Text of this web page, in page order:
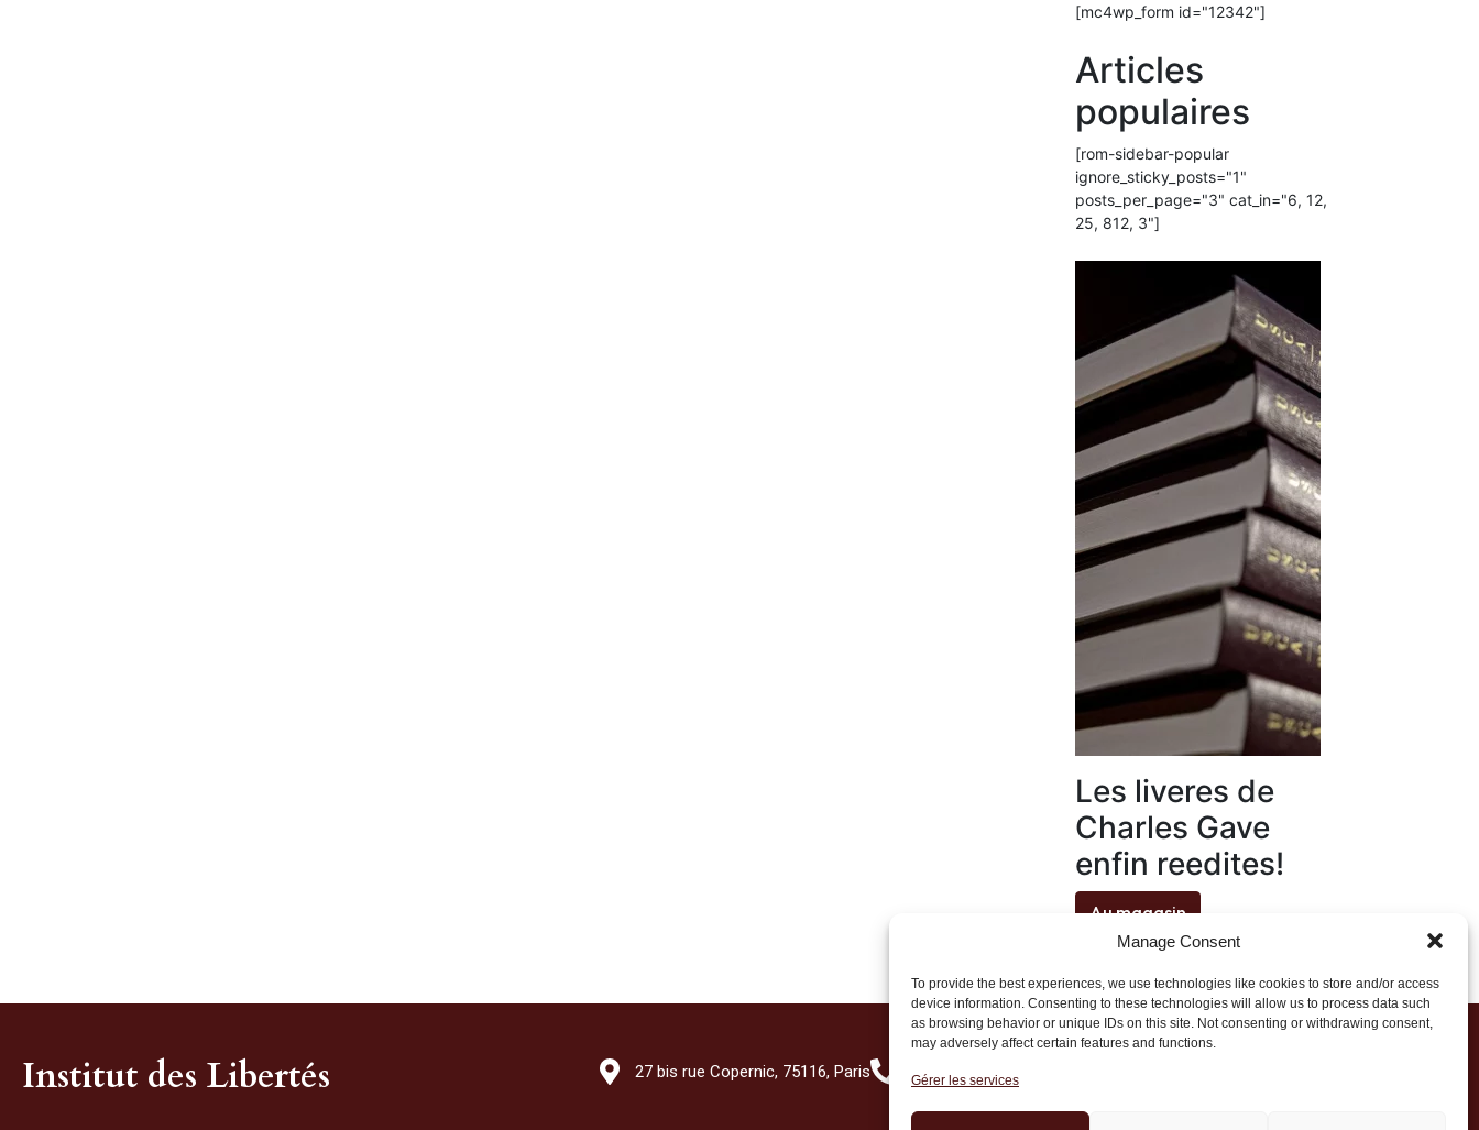
Manage Consent
To provide the best experiences, we use technologies like cookies to store and/or access
device information. Consenting to these technologies will allow us to process data such
as browsing behavior or unique IDs on this site. Not consenting or withdrawing consent,
may adversely affect certain features and functions.
Gérer les services
[mc4wp_form id="12342"]
Articles
populaires
[rom-sidebar-popular
ignore_sticky_posts="1"
posts_per_page="3" cat_in="6, 12,
25, 812, 3"]
Les liveres de
Charles Gave
enfin reedites!
Au magasin
Institut des Libertés 27 bis rue Copernic, 75116, Paris +33 (0)1 71 20 45 39